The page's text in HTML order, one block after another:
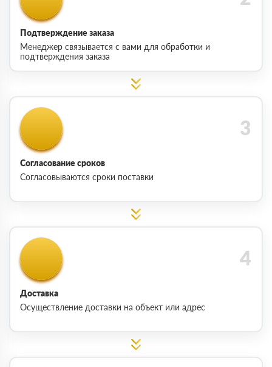
Подтверждение заказа
Менеджер связывается с вами для обработки и
подтверждения заказа
Согласование сроков
Согласовываются сроки поставки
Доставка
Осуществление доставки на объект или адрес